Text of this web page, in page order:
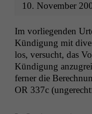
10. Novem­ber
Im vor­liegen­den
Kündi­gung mit
los, ver­sucht, das
Kündi­gung
fern­er die
OR 337c